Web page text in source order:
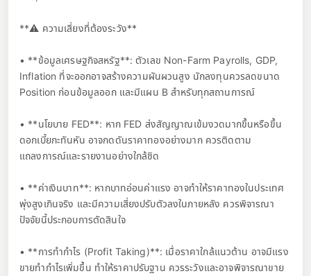
**⚠️ ความเสี่ยงที่ต้องระวัง**
• **ข้อมูลเศรษฐกิจสหรัฐ**: ตัวเลข Non-Farm Payrolls, GDP,
Inflation ที่จะออกอาจสร้างความผันผวนสูง นักลงทุนควรลดขนาด
Position ก่อนข้อมูลออก และมีแผน B สำหรับทุกสถานการณ์
• **นโยบาย FED**: หาก FED ส่งสัญญาณเข้มงวดมากขึ้นหรือขึ้น
ดอกเบี้ยกะทันหัน อาจกดดันราคาทองอย่างมาก ควรติดตาม
แถลงการณ์และรายงานอย่างใกล้ชิด
• **ค่าเงินบาท**: หากบาทอ่อนค่าแรง อาจทำให้ราคาทองในประเทศ
พุ่งสูงเกินจริง และมีความเสี่ยงปรับตัวลงในภายหลัง ควรพิจารณา
ปัจจัยนี้ประกอบการตัดสินใจ
• **การทำกำไร (Profit Taking)**: เมื่อราคาใกล้แนวต้าน อาจมีแรง
ขายทำกำไรเพิ่มขึ้น ทำให้ราคาปรับฐาน ควรระวังและอาจพิจารณาขาย